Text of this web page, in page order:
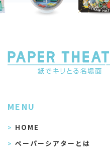
MENU
HOME
ペーパーシアターとは